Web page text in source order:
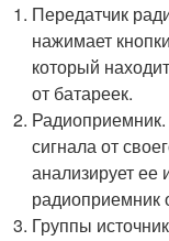
Передатчик
нажимает
который
от батареек.
сигнала от
анализирует ее
радиоприемник
Группы